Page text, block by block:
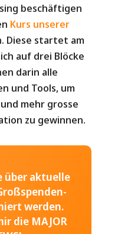
beschäftigen
Kurs unserer
Diese startet am
auf drei Blöcke
darin alle
und Tools, um
mehr grosse
zu gewinnen.
über aktuelle
werden.
die MAJOR